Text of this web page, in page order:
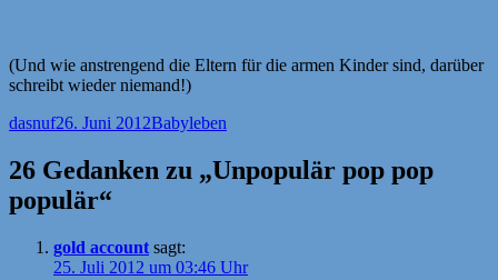
(Und wie anstrengend die Eltern für die armen Kinder sind, darüber
schreibt wieder niemand!)
Autor
dasnufVeröffentlicht
26. Juni 2012Kategorien
Babyleben
26 Gedanken zu „Unpopulär pop pop
populär“
gold account sagt:
25. Juli 2012 um 03:46 Uhr